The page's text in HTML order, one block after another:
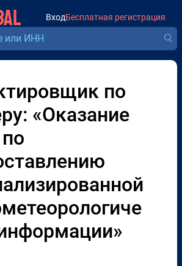
ВходБесплатная регистрация
по
«Оказание